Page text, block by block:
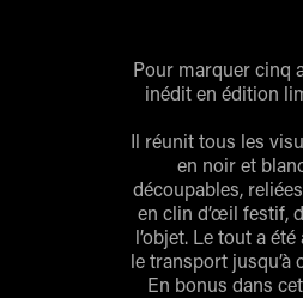
Pour marquer cinq
inédit en édition
Il réunit tous les
en noir et
découpables,
en clin d’œil festif,
l’objet. Le tout a
le transport jusqu’à
En bonus dans